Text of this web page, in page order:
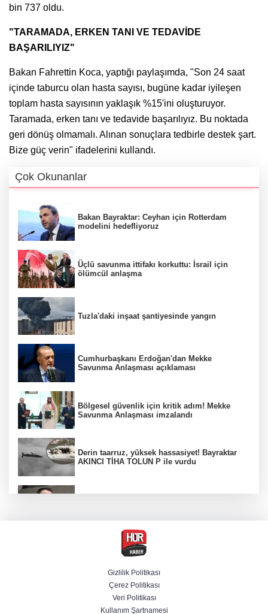
bin 737 oldu.
"TARAMADA, ERKEN TANI VE TEDAVİDE
BAŞARILIYIZ"
Bakan Fahrettin Koca, yaptığı paylaşımda, "Son 24 saat
içinde taburcu olan hasta sayısı, bugüne kadar iyileşen
toplam hasta sayısının yaklaşık %15'ini oluşturuyor.
Taramada, erken tanı ve tedavide başarılıyız. Bu noktada
geri dönüş olmamalı. Alınan sonuçlara tedbirle destek şart.
Bize güç verin" ifadelerini kullandı.
Çok Okunanlar
Bakan Bayraktar: Ceyhan için Rotterdam
modelini hedefliyoruz
Üçlü savunma ittifakı korkuttu: İsrail için
ölümcül anlaşma
Tuzla'daki inşaat şantiyesinde yangın
Cumhurbaşkanı Erdoğan'dan Mekke
Savunma Anlaşması açıklaması
Bölgesel güvenlik için kritik adım! Mekke
Savunma Anlaşması imzalandı
Derin taarruz, yüksek hassasiyet! Bayraktar
AKINCI TİHA TOLUN P ile vurdu
Menderes Belediye Başkanı İlkay Çiçek
Hür Ağbaba soruşturmasında MASAK para
hareketlerini inceledi
Gizlilik Politikası
Çerez Politikası
Veri Politikası
Kullanım Şartnamesi